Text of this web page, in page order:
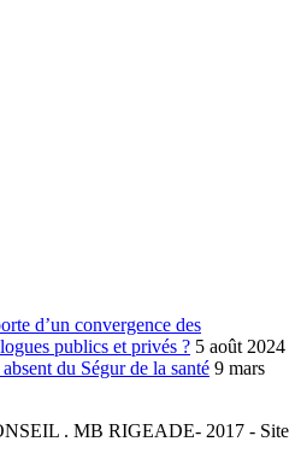
d’un convergence des
publics et privés ? 5 août 2024
du Ségur de la santé 9 mars
. MB RIGEADE- 2017 - Site